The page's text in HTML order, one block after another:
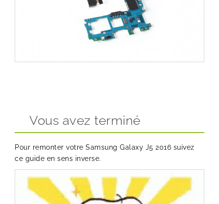
Vous avez terminé
Pour remonter votre Samsung Galaxy J5 2016 suivez
ce guide en sens inverse.